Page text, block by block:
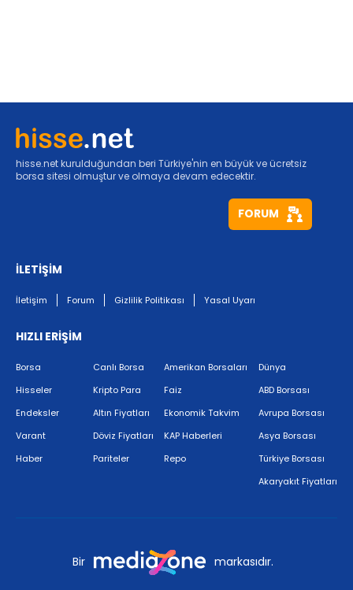
hisse.net kurulduğundan beri Türkiye'nin en büyük ve ücretsiz
borsa sitesi olmuştur ve olmaya devam edecektir.
FORUM
İLETİŞİM
İletişim Forum Gizlilik Politikası Yasal Uyarı
HIZLI ERİŞİM
Borsa
Hisseler
Endeksler
Varant
Haber
Canlı Borsa
Kripto Para
Altın Fiyatları
Döviz Fiyatları
Pariteler
Amerikan Borsaları
Faiz
Ekonomik Takvim
KAP Haberleri
Repo
Dünya
ABD Borsası
Avrupa Borsası
Asya Borsası
Türkiye Borsası
Akaryakıt Fiyatları
Bir markasıdır.